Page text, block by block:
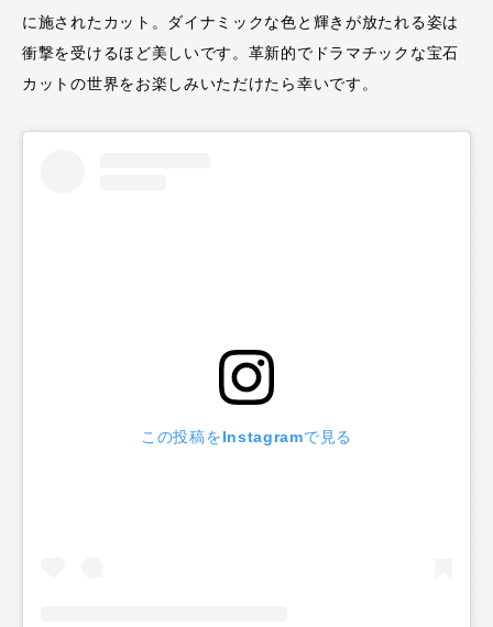
に施されたカット。ダイナミックな色と輝きが放たれる姿は
衝撃を受けるほど美しいです。革新的でドラマチックな宝石
カットの世界をお楽しみいただけたら幸いです。
この投稿をInstagramで見る